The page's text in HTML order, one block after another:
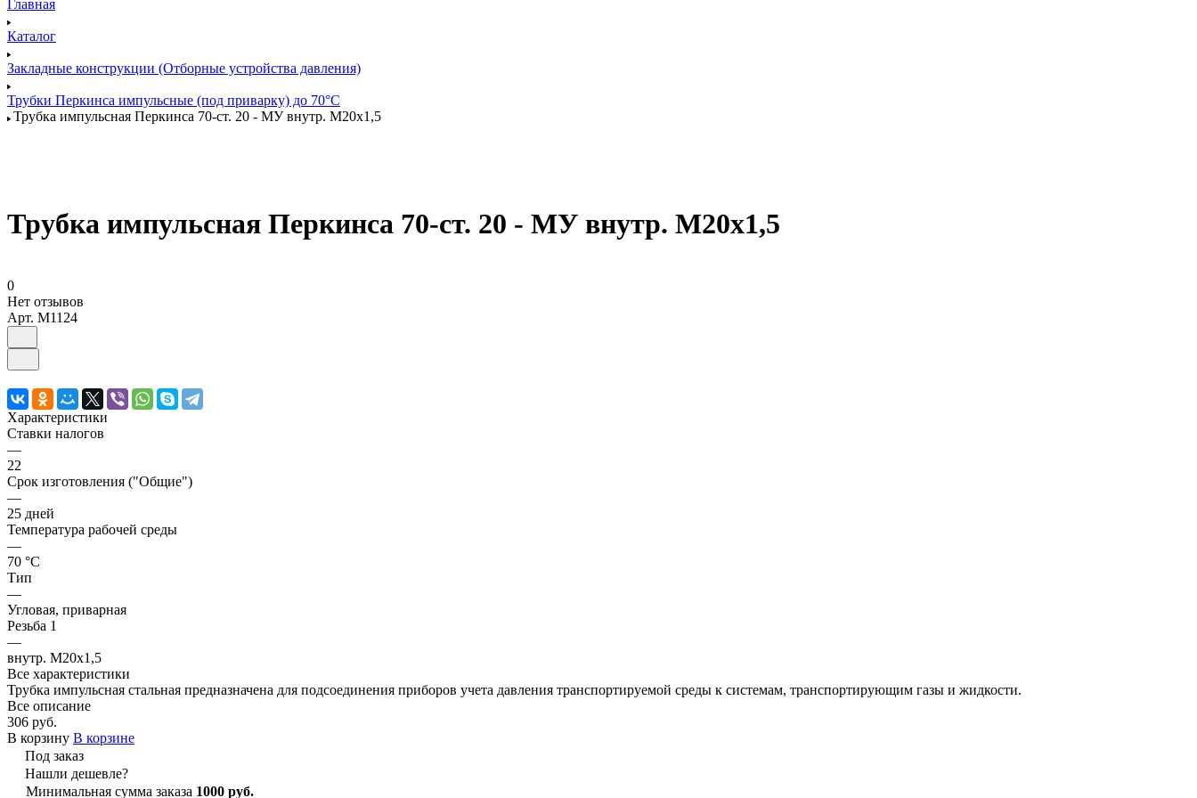
Главная
Каталог
Закладные конструкции (Отборные устройства давления)
Трубки Перкинса импульсные (под приварку) до 70°С
Трубка импульсная Перкинса 70-ст. 20 - МУ внутр. М20х1,5
Трубка импульсная Перкинса 70-ст. 20 - МУ внутр. М20х1,5
0
Нет отзывов
Арт. M1124
Характеристики
Ставки налогов
—
22
Срок изготовления ("Общие")
—
25 дней
Температура рабочей среды
—
70 °C
Тип
—
Угловая, приварная
Резьба 1
—
внутр. М20х1,5
Все характеристики
Трубка импульсная стальная предназначена для подсоединения приборов учета давления транспортируемой среды к системам, транспортирующим газы и жидкости.
Все описание
306 руб.
В корзину В корзине
Под заказ
Нашли дешевле?
Минимальная сумма заказа 1000 руб.